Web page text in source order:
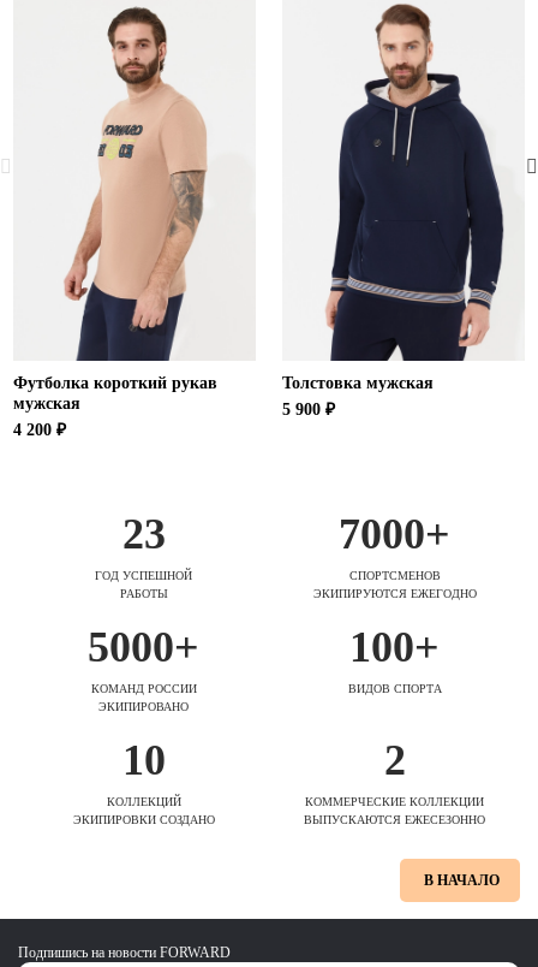
Футболка короткий рукав
мужская
4 200 ₽
Толстовка мужская
5 900 ₽
23
ГОД УСПЕШНОЙ
РАБОТЫ
7000+
СПОРТСМЕНОВ
ЭКИПИРУЮТСЯ ЕЖЕГОДНО
5000+
КОМАНД РОССИИ
ЭКИПИРОВАНО
100+
ВИДОВ СПОРТА
10
КОЛЛЕКЦИЙ
ЭКИПИРОВКИ СОЗДАНО
2
КОММЕРЧЕСКИЕ КОЛЛЕКЦИИ
ВЫПУСКАЮТСЯ ЕЖЕСЕЗОННО
В НАЧАЛО
Подпишись на новости FORWARD